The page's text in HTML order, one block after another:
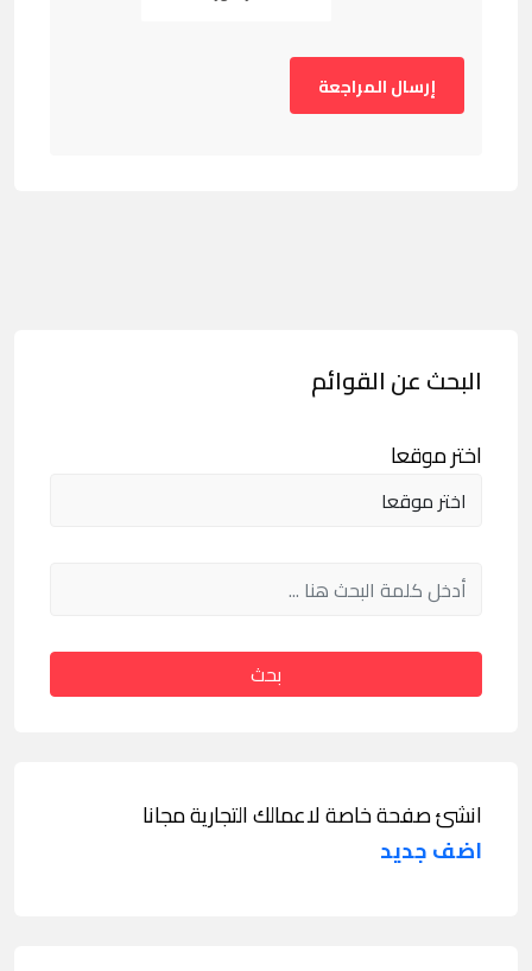
البحث عن القوائم
اختر موقعا
بحث
انشئ صفحة خاصة لاعمالك التجارية مجانا
اضف جديد